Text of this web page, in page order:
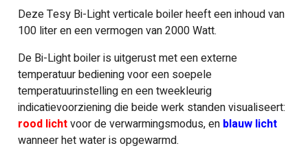
Deze Tesy Bi-Light verticale boiler heeft een inhoud van
100 liter en een vermogen van 2000 Watt.
De Bi-Light boiler is uitgerust met een externe
temperatuur bediening voor een soepele
temperatuurinstelling en een tweekleurig
indicatievoorziening die beide werk standen visualiseert:
rood lichtvoor de verwarmingsmodus, en blauw licht
wanneer het water is opgewarmd.